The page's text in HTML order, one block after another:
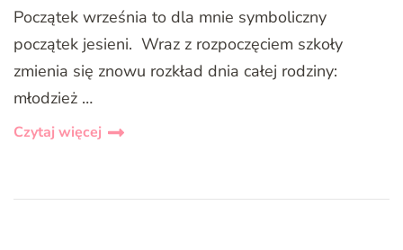
Początek września to dla mnie symboliczny
początek jesieni. Wraz z rozpoczęciem szkoły
zmienia się znowu rozkład dnia całej rodziny:
młodzież …
Czytaj więcej